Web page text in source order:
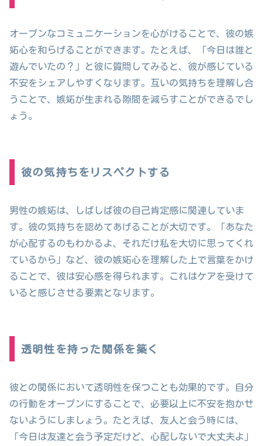
オープンなコミュニケーションを心がけることで、彼の嫉
妬心を和らげることができます。たとえば、「今日は誰と
遊んでいたの？」と彼に質問してみると、彼が感じている
不安をシェアしやすくなります。互いの気持ちを理解し合
うことで、嫉妬が生まれる隙間を減らすことができるでし
ょう。
彼の気持ちをリスペクトする
男性の嫉妬は、しばしば彼の自己肯定感に関連していま
す。彼の気持ちを認めてあげることが大切です。「あなた
が心配するのもわかるよ、それだけ私を大切に思ってくれ
ているから」など、彼の嫉妬心を理解した上で言葉をかけ
ることで、彼は安心感を得られます。これはケアを受けて
いると感じさせる要素となります。
透明性を持った関係を築く
彼との関係において透明性を保つことも効果的です。自分
の行動をオープンにすることで、必要以上に不安を抱かせ
ないようにしましょう。たとえば、友人と会う時には、
「今日は友達と会う予定だけど、心配しないで大丈夫よ」